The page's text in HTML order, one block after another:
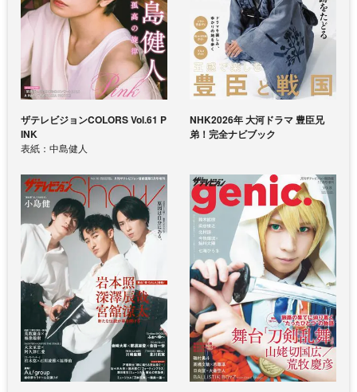
ザテレビジョンCOLORS Vol.61 P
INK
表紙：中島健人
NHK2026年 大河ドラマ 豊臣兄
弟！完全ナビブック